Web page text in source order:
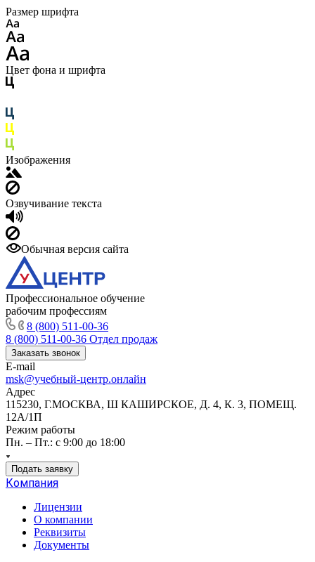
Размер шрифта
Цвет фона и шрифта
Изображения
Озвучивание текста
Обычная версия сайта
Профессиональное обучение
рабочим профессиям
8 (800) 511-00-36
8 (800) 511-00-36 Отдел продаж
Заказать звонок
E-mail
msk@учебный-центр.онлайн
Адрес
115230, Г.МОСКВА, Ш КАШИРСКОЕ, Д. 4, К. 3, ПОМЕЩ.
12А/1П
Режим работы
Пн. – Пт.: с 9:00 до 18:00
Подать заявку
Компания
Лицензии
О компании
Реквизиты
Документы